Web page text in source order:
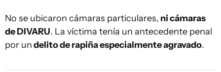
No se ubicaron cámaras particulares, ni cámaras
de DIVARU. La víctima tenía un antecedente penal
por undelito de rapiña especialmente agravado.